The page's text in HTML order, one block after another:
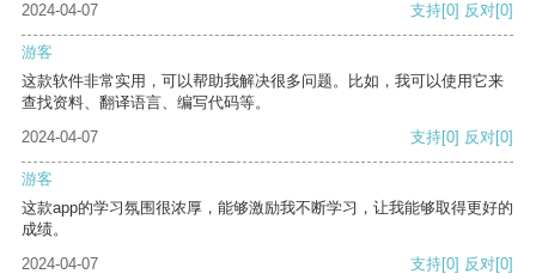
2024-04-07
支持[0] 反对[0]
游客
这款软件非常实用，可以帮助我解决很多问题。比如，我可以使用它来
查找资料、翻译语言、编写代码等。
2024-04-07
支持[0] 反对[0]
游客
这款app的学习氛围很浓厚，能够激励我不断学习，让我能够取得更好的
成绩。
2024-04-07
支持[0] 反对[0]